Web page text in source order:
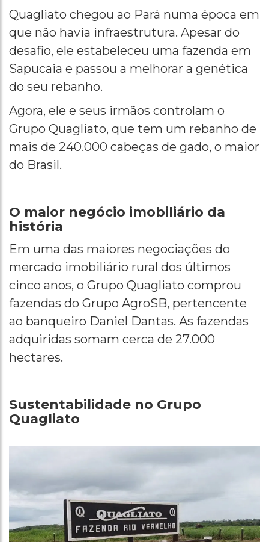
Quagliato chegou ao Pará numa época em
que não havia infraestrutura. Apesar do
desafio, ele estabeleceu uma fazenda em
Sapucaia e passou a melhorar a genética
do seu rebanho.
Agora, ele e seus irmãos controlam o
Grupo Quagliato, que tem um rebanho de
mais de 240.000 cabeças de gado, o maior
do Brasil.
O maior negócio imobiliário da
história
Em uma das maiores negociações do
mercado imobiliário rural dos últimos
cinco anos, o Grupo Quagliato comprou
fazendas do Grupo AgroSB, pertencente
ao banqueiro Daniel Dantas. As fazendas
adquiridas somam cerca de 27.000
hectares.
Sustentabilidade no Grupo
Quagliato